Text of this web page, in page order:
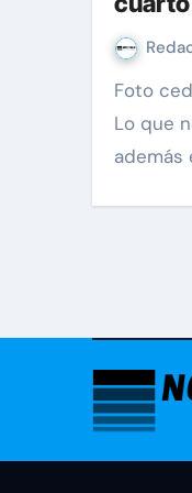
Foto cedida por Cristian Fernández López
Lo que
además